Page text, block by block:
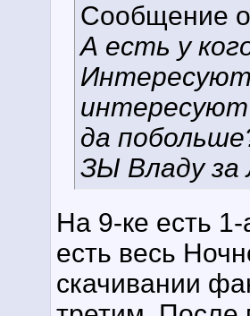
Сообщение
А есть у
интересуют
да
ЗЫ Владу за
На 9-ке есть
есть весь
скачивании